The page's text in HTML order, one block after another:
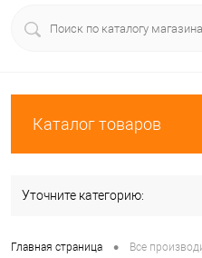
Каталог товаров
Уточните категорию:
Главная страница • Все